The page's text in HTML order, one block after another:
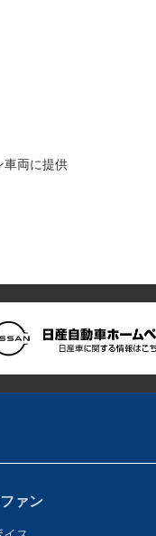
車両に提供
ァン